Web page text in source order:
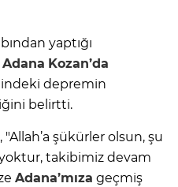
yaptığı
Adana Kozan’da
depremin
belirtti.
"Allah’a şükürler olsun, şu
takibimiz devam
Adana’mıza geçmiş